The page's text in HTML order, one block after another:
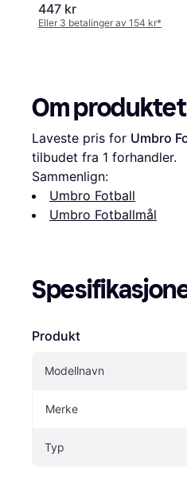
447 kr
Eller 3 betalinger av 154 kr*
Om produktet
Laveste pris for Umbro
tilbudet fra 1 forhandler.
Sammenlign:
Umbro Fotball
Umbro Fotballmål
Produkt
Modellnavn
Merke
Typ